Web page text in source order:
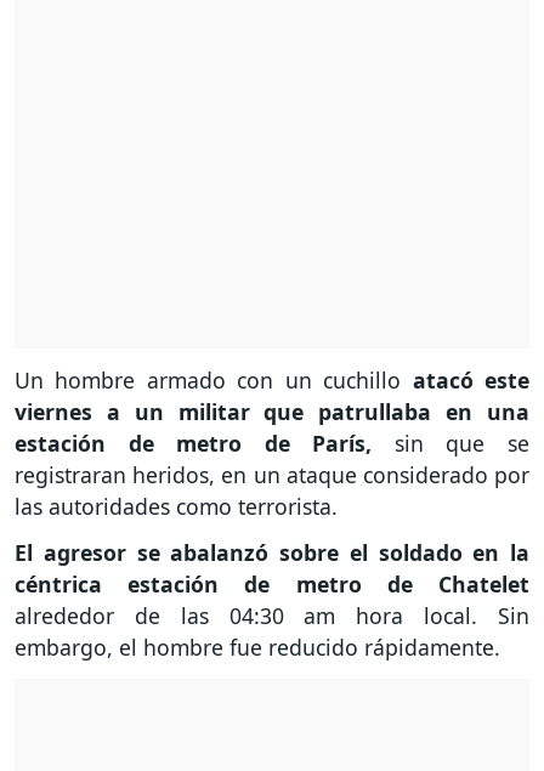
Un hombre armado con un cuchillo atacó este
viernes a un militar que patrullaba en una
estación de metro de París, sin que se
registraran heridos, en un ataque considerado por
las autoridades como terrorista.
El agresor se abalanzó sobre el soldado en la
céntrica estación de metro de Chatelet
alrededor de las 04:30 am hora local. Sin
embargo, el hombre fue reducido rápidamente.